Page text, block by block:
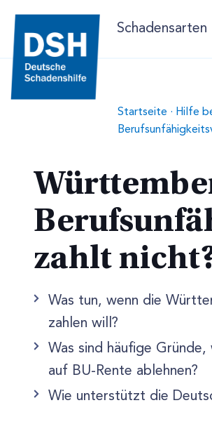
Schadensarten
Startseite · Hilfe
zahlt
Was tun, wenn die
zahlen will?
Was sind häufige
auf BU-Rente ablehnen?
Wie unterstützt die